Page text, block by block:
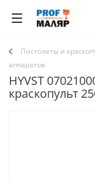
Пистолеты и
аппаратов
HYVST
краскопульт